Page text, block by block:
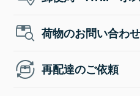
荷物のお問い合わせ
再配達のご依頼